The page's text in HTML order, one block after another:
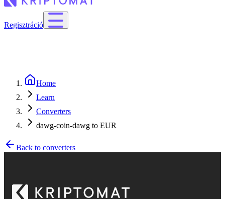
Regisztráció
Home
Learn
Converters
dawg-coin-dawg to EUR
Back to converters